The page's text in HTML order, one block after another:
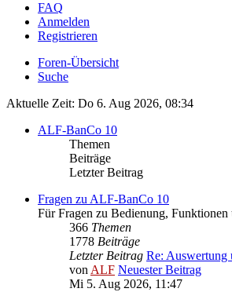
FAQ
Anmelden
Registrieren
Foren-Übersicht
Suche
Aktuelle Zeit: Do 6. Aug 2026, 08:34
ALF-BanCo 10
Themen
Beiträge
Letzter Beitrag
Fragen zu ALF-BanCo 10
Für Fragen zu Bedienung, Funktionen
366 Themen
1778 Beiträge
Letzter Beitrag Re:
vonALF Neuester Beitrag
Mi 5. Aug 2026, 11:47